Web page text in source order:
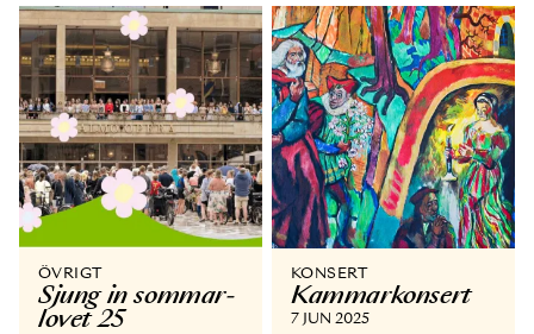
ÖVRIGT
Sjung in sommar­
lovet 25
KONSERT
Kammar­konsert
7 JUN 2025